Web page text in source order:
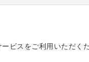
ビスをご利用いただく